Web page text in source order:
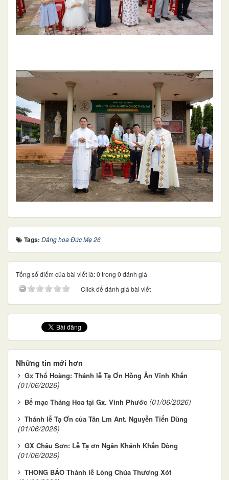
Tags: Dâng hoa Đức Mẹ 26
Tổng số điểm của bài viết là: 0 trong 0 đánh giá
Click để đánh giá bài viết
Những tin mới hơn
Gx Thổ Hoàng: Thánh lễ Tạ Ơn Hồng Ân Vĩnh Khấn
(01/06/2026)
Bế mạc Tháng Hoa tại Gx. Vinh Phước (01/06/2026)
Thánh lễ Tạ Ơn của Tân Lm Ant. Nguyễn Tiến Dũng
(01/06/2026)
GX Châu Sơn: Lễ Tạ ơn Ngân Khánh Khấn Dòng
(01/06/2026)
THÔNG BÁO Thánh lễ Lòng Chúa Thương Xót